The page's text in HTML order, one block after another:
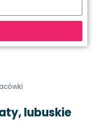
lubuskie